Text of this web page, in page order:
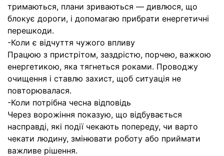
тримаються, плани зриваються — дивлюся, що
блокує дороги, і допомагаю прибрати енергетичні
перешкоди.
-Коли є відчуття чужого впливу
Працюю з пристрітом, заздрістю, порчею, важкою
енергетикою, яка тягнеться роками. Проводжу
очищення і ставлю захист, щоб ситуація не
повторювалася.
-Коли потрібна чесна відповідь
Через ворожіння показую, що відбувається
насправді, які події чекають попереду, чи варто
чекати людину, змінювати роботу або приймати
важливе рішення.